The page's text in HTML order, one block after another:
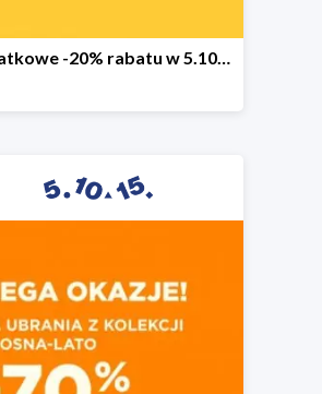
Dodatkowe -20% rabatu w 5.10.15